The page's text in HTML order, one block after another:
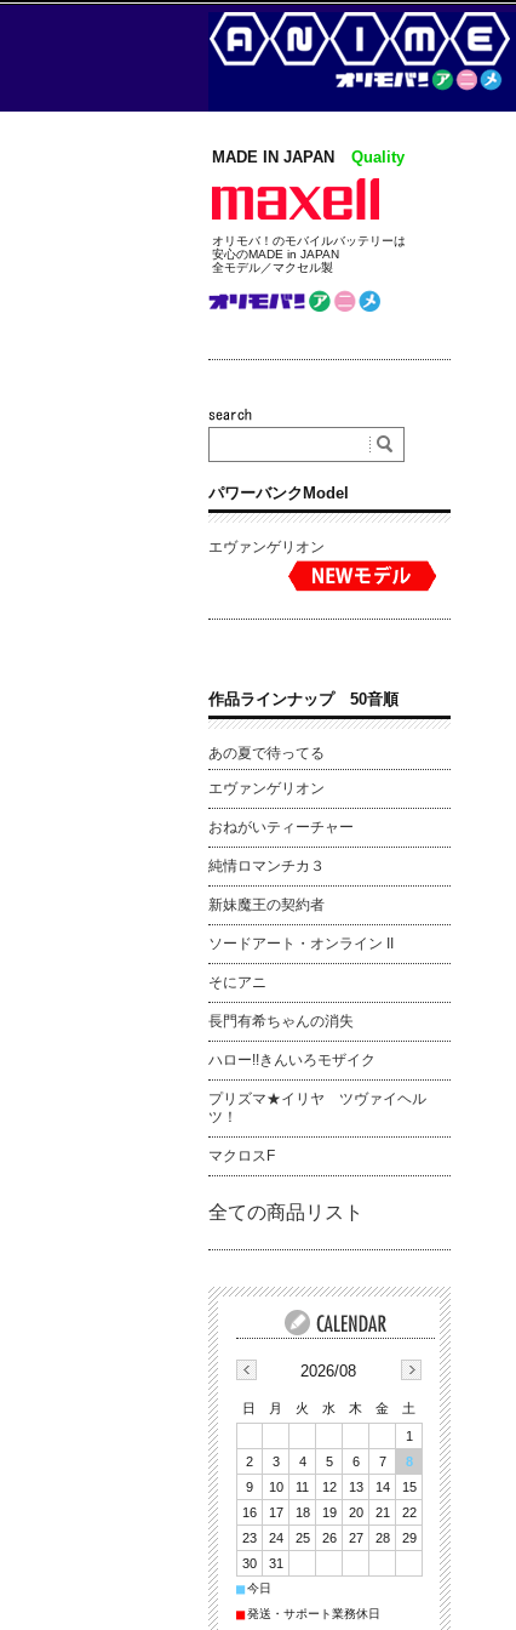
MADE IN JAPAN Quality
オリモバ！のモバイルバッテリーは
安心のMADE in JAPAN
全モデル／マクセル製
パワーバンクModel
エヴァンゲリオン
作品ラインナップ 50音順
あの夏で待ってる
エヴァンゲリオン
おねがいティーチャー
純情ロマンチカ３
新妹魔王の契約者
ソードアート・オンライン II
そにアニ
長門有希ちゃんの消失
ハロー!!きんいろモザイク
プリズマ★イリヤ ツヴァイヘル
ツ！
マクロスF
全ての商品リスト
2026/08
日 月 火 水 木 金
土
1
2
3 4 5 6 7
8
9
10 11 12 13 14
15
16
17 18 19 20 21
22
23
24 25 26 27 28
29
30
31
■今日
■発送・サポート業務休日